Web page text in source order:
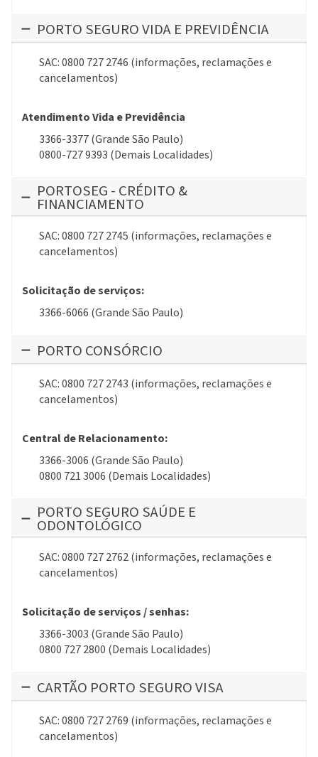
PORTO SEGURO VIDA E PREVIDÊNCIA
SAC: 0800 727 2746 (informações, reclamações e
cancelamentos)
Atendimento Vida e Previdência
3366-3377 (Grande São Paulo)
0800-727 9393 (Demais Localidades)
PORTOSEG - CRÉDITO &
FINANCIAMENTO
SAC: 0800 727 2745 (informações, reclamações e
cancelamentos)
Solicitação de serviços:
3366-6066 (Grande São Paulo)
PORTO CONSÓRCIO
SAC: 0800 727 2743 (informações, reclamações e
cancelamentos)
Central de Relacionamento:
3366-3006 (Grande São Paulo)
0800 721 3006 (Demais Localidades)
PORTO SEGURO SAÚDE E
ODONTOLÓGICO
SAC: 0800 727 2762 (informações, reclamações e
cancelamentos)
Solicitação de serviços / senhas:
3366-3003 (Grande São Paulo)
0800 727 2800 (Demais Localidades)
CARTÃO PORTO SEGURO VISA
SAC: 0800 727 2769 (informações, reclamações e
cancelamentos)